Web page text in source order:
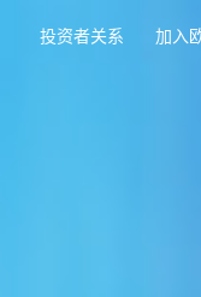
投资者关系 加入